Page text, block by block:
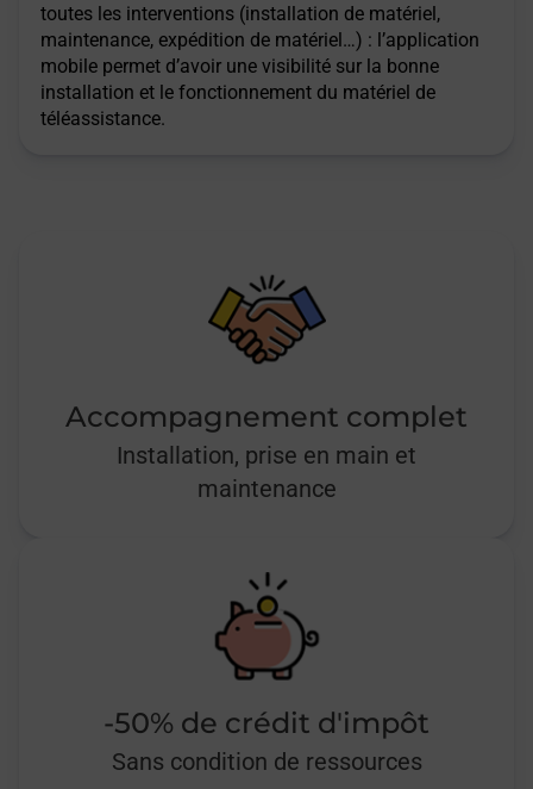
toutes les interventions (installation de matériel,
maintenance, expédition de matériel…) : l’application
mobile permet d’avoir une visibilité sur la bonne
installation et le fonctionnement du matériel de
téléassistance.
Accompagnement complet
Installation, prise en main et
maintenance
-50% de crédit d'impôt
Sans condition de ressources